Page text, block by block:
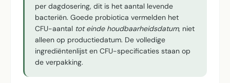
per dagdosering, dit is het aantal levende
bacteriën. Goede probiotica vermelden het
CFU-aantal tot einde houdbaarheidsdatum, niet
alleen op productiedatum. De volledige
ingrediëntenlijst en CFU-specificaties staan op
de verpakking.